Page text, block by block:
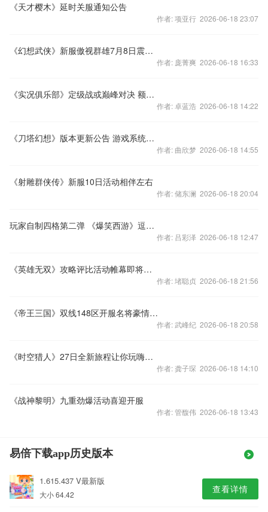
《天才樱木》延时关服通知公告
作者: 项亚行 2026-06-18 23:07
《幻想武侠》新服傲视群雄7月8日震憾开启
作者: 庞菁爽 2026-06-18 16:33
《实况俱乐部》定级战或巅峰对决 额外大奖袭来
作者: 卓蓝浩 2026-06-18 14:22
《刀塔幻想》版本更新公告 游戏系统大幅优化
作者: 曲欣梦 2026-06-18 14:55
《射雕群侠传》新服10日活动相伴左右
作者: 储东澜 2026-06-18 20:04
玩家自制四格第二弹 《爆笑西游》逗趣没商量
作者: 吕彩泽 2026-06-18 12:47
《英雄无双》攻略评比活动帷幕即将拉开
作者: 堵聪贞 2026-06-18 21:56
《帝王三国》双线148区开服名将豪情冲天下
作者: 武峰纪 2026-06-18 20:58
《时空猎人》27日全新旅程让你玩嗨时尚格斗
作者: 龚子琛 2026-06-18 14:10
《战神黎明》九重劲爆活动喜迎开服
作者: 管馥伟 2026-06-18 13:43
易倍下载app历史版本
1.615.437 V最新版
大小 64.42 查看详情